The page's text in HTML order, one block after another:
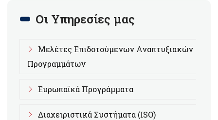
Οι Υπηρεσίες μας
Μελέτες Επιδοτούμενων Αναπτυξιακών
Προγραμμάτων
Ευρωπαϊκά Προγράμματα
Διαχειριστικά Συστήματα (ISO)